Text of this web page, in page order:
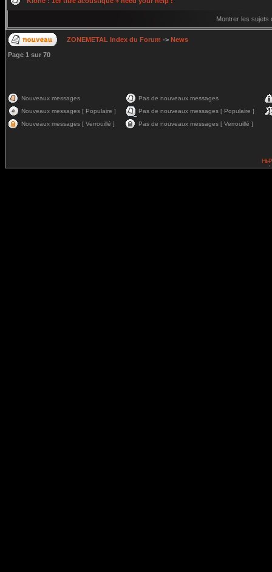
Montrer les sujets
ZONEMETAL Index du Forum -> News
Page 1 sur 70
Nouveaux messages
Pas de nouveaux messages
Nouveaux messages [ Populaire ]
Pas de nouveaux messages [ Populaire ]
Nouveaux messages [ Verrouillé ]
Pas de nouveaux messages [ Verrouillé ]